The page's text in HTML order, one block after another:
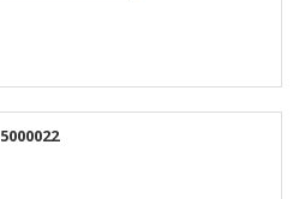
5000022